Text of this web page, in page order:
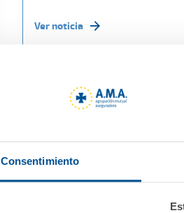
Consentimiento
Ver noticia